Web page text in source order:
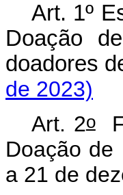
Art. 1º
Doação
doadores
de 2023)
Art. 2o
Doação de
a 21 de